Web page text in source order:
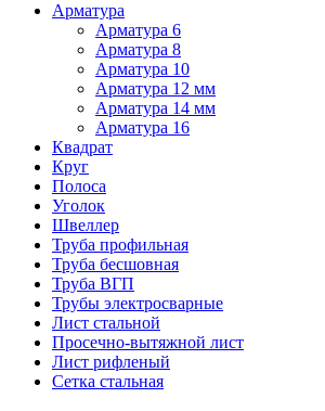
Арматура
Арматура 6
Арматура 8
Арматура 10
Арматура 12 мм
Арматура 14 мм
Арматура 16
Квадрат
Круг
Полоса
Уголок
Швеллер
Труба профильная
Труба бесшовная
Труба ВГП
Трубы электросварные
Лист стальной
Просечно-вытяжной лист
Лист рифленый
Сетка стальная